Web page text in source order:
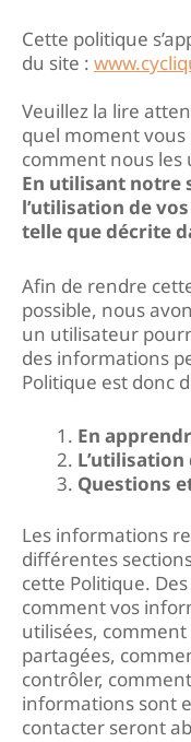
Cette politique
du site :
Veuillez la lire
quel moment
comment nous les
En utilisant notre
l’utilisation de
telle que décrite
Afin de rendre
possible, nous
un utilisateur
des informations
Politique est donc
En
Questions
Les informations
différentes
cette Politique.
comment vos
utilisées,
partagées,
contrôler,
informations sont
contacter seront